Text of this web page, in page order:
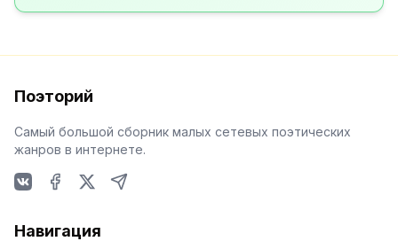
Поэторий
Самый большой сборник малых сетевых поэтических
жанров в интернете.
Навигация